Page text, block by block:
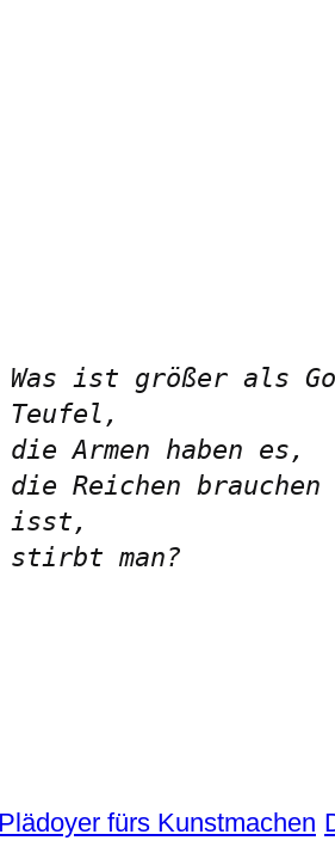
Was ist größer als
Teufel,
die Armen haben es,
die Reichen brauchen
isst,
stirbt man?
fürs Kunstmachen